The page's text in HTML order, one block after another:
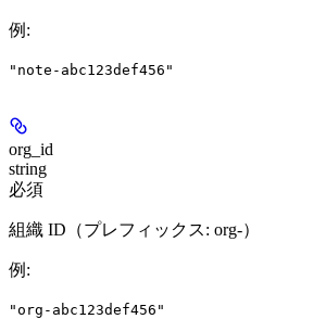
例 :
"note-abc123def456"
org_id
string
必須
組織 ID（プレフィックス: org-）
例 :
"org-abc123def456"